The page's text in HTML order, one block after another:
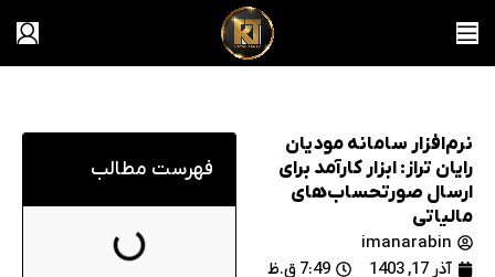
فهرست مطالب
نرم‌افزار سامانه مودیان
رایان تراز: ابزار کارآمد برای
ارسال صورتحساب‌های
مالیاتی
imanarabin
آذر 17, 1403
7:49 ق.ظ